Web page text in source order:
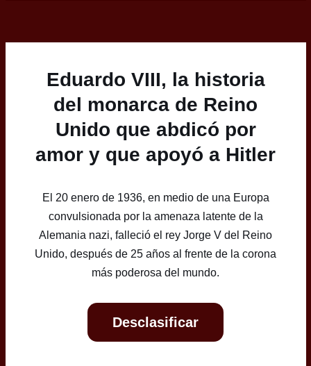
Eduardo VIII, la historia
del monarca de Reino
Unido que abdicó por
amor y que apoyó a Hitler
El 20 enero de 1936, en medio de una Europa
convulsionada por la amenaza latente de la
Alemania nazi, falleció el rey Jorge V del Reino
Unido, después de 25 años al frente de la corona
más poderosa del mundo.
Desclasificar